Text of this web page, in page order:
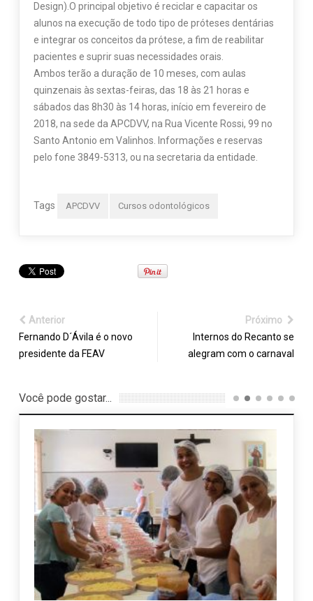
Design).O principal objetivo é reciclar e capacitar os
alunos na execução de todo tipo de próteses dentárias
e integrar os conceitos da prótese, a fim de reabilitar
pacientes e suprir suas necessidades orais.
Ambos terão a duração de 10 meses, com aulas
quinzenais às sextas-feiras, das 18 às 21 horas e
sábados das 8h30 às 14 horas, início em fevereiro de
2018, na sede da APCDVV, na Rua Vicente Rossi, 99 no
Santo Antonio em Valinhos. Informações e reservas
pelo fone 3849-5313, ou na secretaria da entidade.
Tags APCDVV Cursos odontológicos
Anterior
Fernando D´Ávila é o novo
presidente da FEAV
Próximo
Internos do Recanto se
alegram com o carnaval
Você pode gostar...